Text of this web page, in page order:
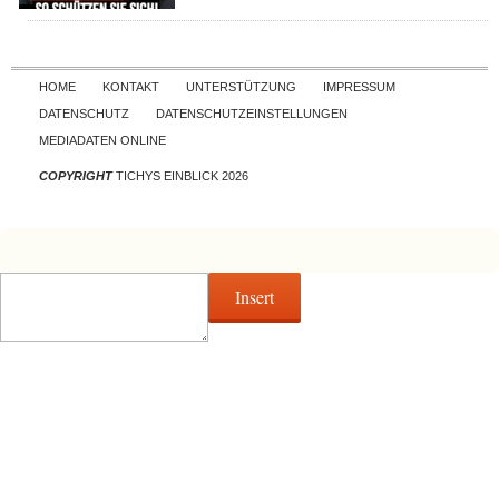
Skip to content
HOME KONTAKT UNTERSTÜTZUNG
IMPRESSUM
DATENSCHUTZ
DATENSCHUTZEINSTELLUNGEN
MEDIADATEN ONLINE
COPYRIGHTTICHYS EINBLICK 2026
Insert